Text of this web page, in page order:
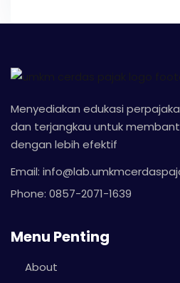
Menyediakan edukasi
dan terjangkau untuk
dengan lebih efektif
Email:
Phone: 0857-2071-1639
Menu Penting
About